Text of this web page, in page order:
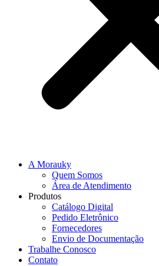
A Morauky
Quem Somos
Área de Atendimento
Produtos
Catálogo Digital
Pedido Eletrônico
Fornecedores
Envio de Documentação
Trabalhe Conosco
Contato